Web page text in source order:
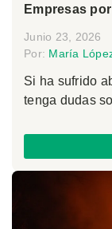
Empresas
Junio 23, 2026
Por: María
Si ha sufrido
tenga dudas